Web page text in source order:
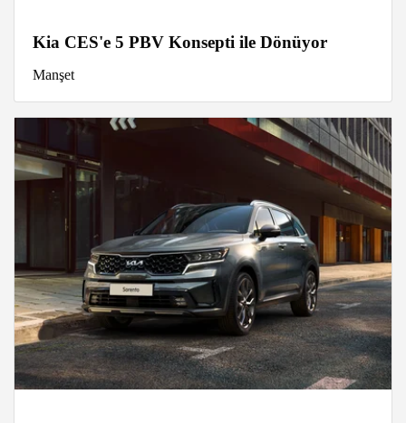
Kia CES'e 5 PBV Konsepti ile Dönüyor
Manşet